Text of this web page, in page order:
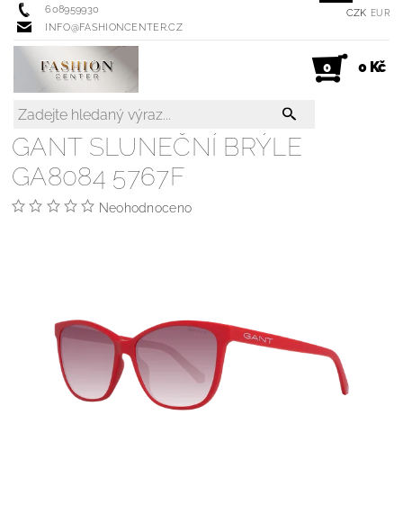
608959930
INFO@FASHIONCENTER.CZ
CZK EUR
0 0 Kč
GANT SLUNEČNÍ BRÝLE
GA8084 5767F
Neohodnoceno